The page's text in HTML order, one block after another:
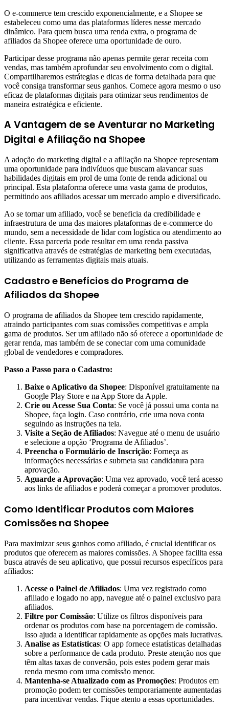
O e-commerce tem crescido exponencialmente, e a Shopee se
estabeleceu como uma das plataformas líderes nesse mercado
dinâmico. Para quem busca uma renda extra, o programa de
afiliados da Shopee oferece uma oportunidade de ouro.
Participar desse programa não apenas permite gerar receita com
vendas, mas também aprofundar seu envolvimento com o digital.
Compartilharemos estrátegias e dicas de forma detalhada para que
você consiga transformar seus ganhos. Comece agora mesmo o uso
eficaz de plataformas digitais para otimizar seus rendimentos de
maneira estratégica e eficiente.
A Vantagem de se Aventurar no Marketing
Digital e Afiliação na Shopee
A adoção do marketing digital e a afiliação na Shopee representam
uma oportunidade para indivíduos que buscam alavancar suas
habilidades digitais em prol de uma fonte de renda adicional ou
principal. Esta plataforma oferece uma vasta gama de produtos,
permitindo aos afiliados acessar um mercado amplo e diversificado.
Ao se tornar um afiliado, você se beneficia da credibilidade e
infraestrutura de uma das maiores plataformas de e-commerce do
mundo, sem a necessidade de lidar com logística ou atendimento ao
cliente. Essa parceria pode resultar em uma renda passiva
significativa através de estratégias de marketing bem executadas,
utilizando as ferramentas digitais mais atuais.
Cadastro e Benefícios do Programa de
Afiliados da Shopee
O programa de afiliados da Shopee tem crescido rapidamente,
atraindo participantes com suas comissões competitivas e ampla
gama de produtos. Ser um afiliado não só oferece a oportunidade de
gerar renda, mas também de se conectar com uma comunidade
global de vendedores e compradores.
Passo a Passo para o Cadastro:
Baixe o Aplicativo da Shopee: Disponível gratuitamente na
Google Play Store e na App Store da Apple.
Crie ou Acesse Sua Conta: Se você já possui uma conta na
Shopee, faça login. Caso contrário, crie uma nova conta
seguindo as instruções na tela.
Visite a Seção de Afiliados: Navegue até o menu de usuário
e selecione a opção ‘Programa de Afiliados’.
Preencha o Formulário de Inscrição: Forneça as
informações necessárias e submeta sua candidatura para
aprovação.
Aguarde a Aprovação: Uma vez aprovado, você terá acesso
aos links de afiliados e poderá começar a promover produtos.
Como Identificar Produtos com Maiores
Comissões na Shopee
Para maximizar seus ganhos como afiliado, é crucial identificar os
produtos que oferecem as maiores comissões. A Shopee facilita essa
busca através de seu aplicativo, que possui recursos específicos para
afiliados:
Acesse o Painel de Afiliados: Uma vez registrado como
afiliado e logado no app, navegue até o painel exclusivo para
afiliados.
Filtre por Comissão: Utilize os filtros disponíveis para
ordenar os produtos com base na porcentagem de comissão.
Isso ajuda a identificar rapidamente as opções mais lucrativas.
Analise as Estatísticas: O app fornece estatísticas detalhadas
sobre a performance de cada produto. Preste atenção nos que
têm altas taxas de conversão, pois estes podem gerar mais
renda mesmo com uma comissão menor.
Mantenha-se Atualizado com as Promoções: Produtos em
promoção podem ter comissões temporariamente aumentadas
para incentivar vendas. Fique atento a essas oportunidades.